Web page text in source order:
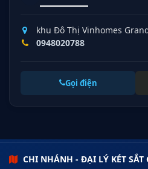
khu Đô Thị Vinhomes
0948020788
Gọi điện
CHI NHÁNH - ĐẠI LÝ KÉT